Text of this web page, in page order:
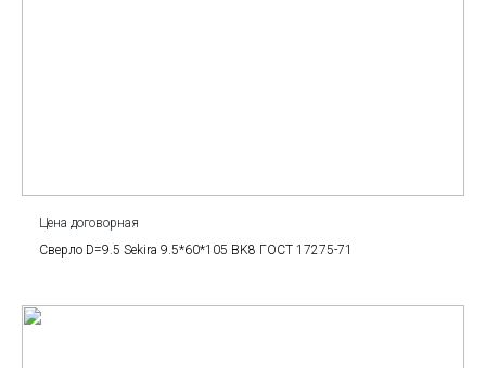
Цена договорная
Сверло D=9.5 Sekira 9.5*60*105 BK8 ГОСТ 17275-71